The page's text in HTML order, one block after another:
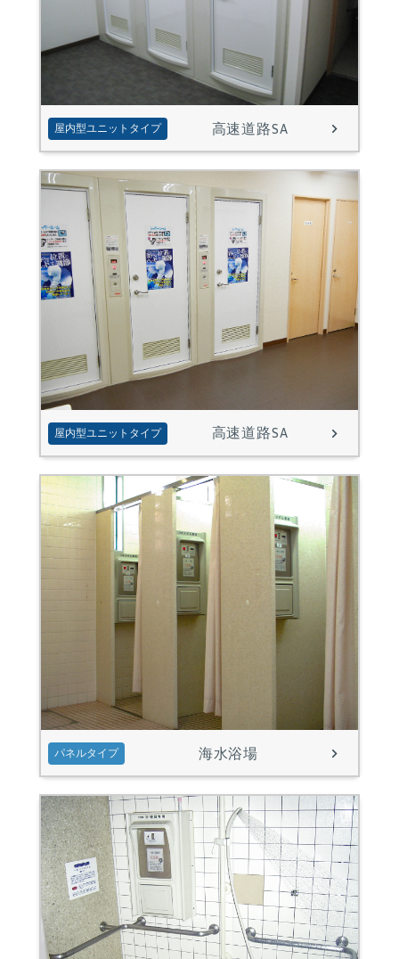
屋内型ユニットタイプ 高速道路SA
屋内型ユニットタイプ 高速道路SA
パネルタイプ 海水浴場